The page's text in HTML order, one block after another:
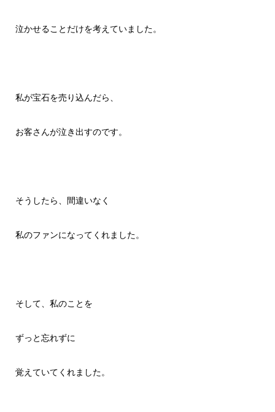
泣かせることだけを考えていました。
私が宝石を売り込んだら、
お客さんが泣き出すのです。
そうしたら、間違いなく
私のファンになってくれました。
そして、私のことを
ずっと忘れずに
覚えていてくれました。